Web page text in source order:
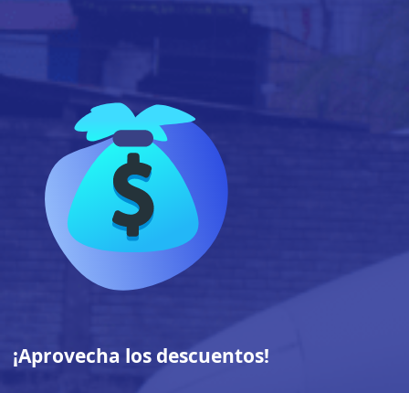
¡Aprovecha los descuentos!